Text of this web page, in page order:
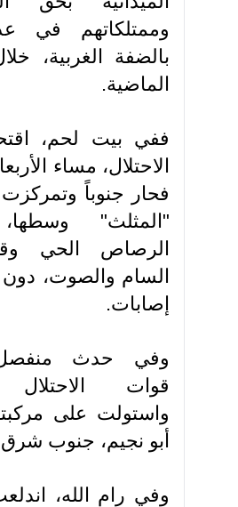
وممتلكاتهم في
بالضفة الغربية،
الماضية.
ففي بيت لحم،
الاحتلال، مساء
فحار جنوباً
"المثلث"
الرصاص الحي
السام والصوت،
إصابات.
وفي حدث
قوات الاحتلال
واستولت على
أبو نجيم، جنوب
وفي رام الله،